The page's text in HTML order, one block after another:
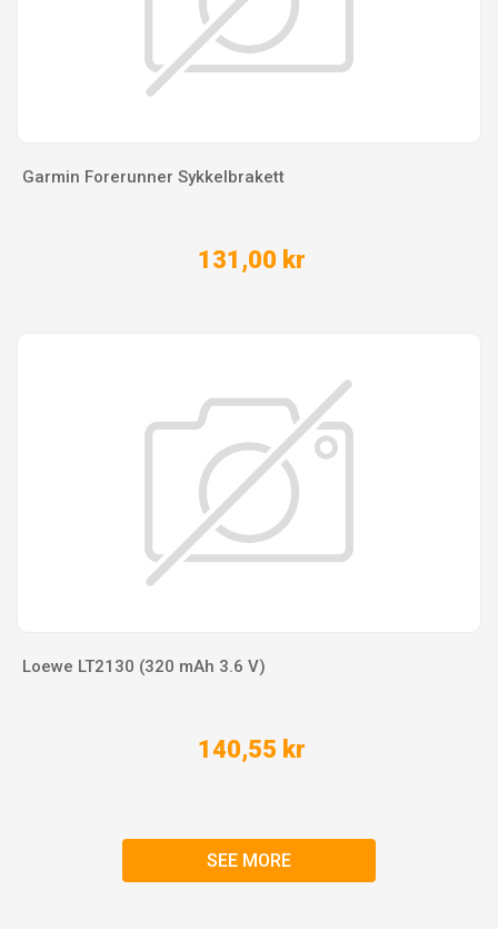
Garmin Forerunner Sykkelbrakett
131,00 kr
Loewe LT2130 (320 mAh 3.6 V)
140,55 kr
SEE MORE